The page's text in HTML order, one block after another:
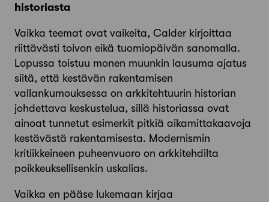
historiasta
Vaikka teemat ovat vaikeita, Calder kirjoittaa
riittävästi toivon eikä tuomiopäivän sanomalla.
Lopussa toistuu monen muunkin lausuma ajatus
siitä, että kestävän rakentamisen
vallankumouksessa on arkkitehtuurin historian
johdettava keskustelua, sillä historiassa ovat
ainoat tunnetut esimerkit pitkiä aikamittakaavoja
kestävästä rakentamisesta. Modernismin
kritiikkeineen puheenvuoro on arkkitehdilta
poikkeuksellisenkin uskalias.
Vaikka en pääse lukemaan kirjaa